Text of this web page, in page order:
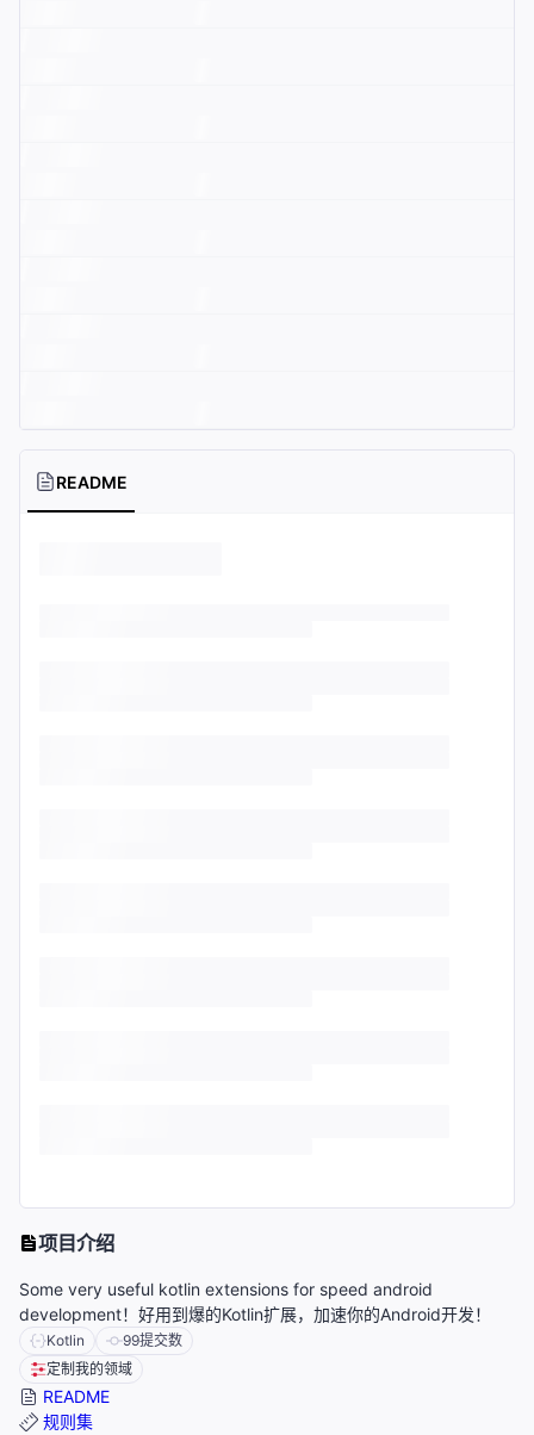
README
项目介绍
Some very useful kotlin extensions for speed android
development！好用到爆的Kotlin扩展，加速你的Android开发！
Kotlin 99提交数
定制我的领域
README
规则集